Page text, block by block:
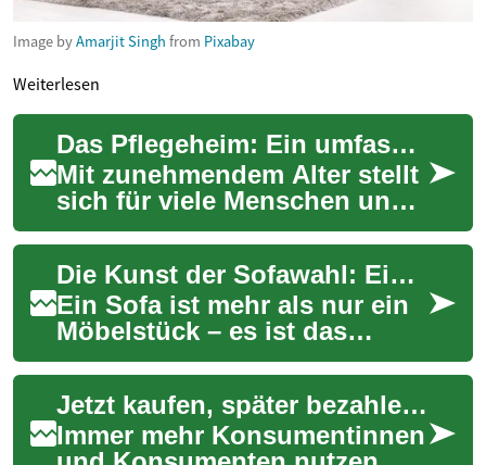
Image byAmarjit Singh from Pixabay
Weiterlesen
Das Pflegeheim: Ein umfassender Leitfaden für Senioren und Angehörige
Mit zunehmendem Alter stellt
sich für viele Menschen und
ihre Familien die Frage nach
der richtigen Betreuung und
Unt...
Die Kunst der Sofawahl: Ein umfassender Leitfaden für Ihr perfektes Wohnzimmer
Ein Sofa ist mehr als nur ein
Möbelstück – es ist das
Herzstück Ihres
Wohnzimmers und der
zentrale Ort für Entspannun...
Jetzt kaufen, später bezahlen: So funktioniert modernes Ratenkaufen
Immer mehr Konsumentinnen